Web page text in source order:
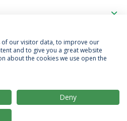
of our visitor data, to improve our
and to give you a great website
about the cookies we use open the
Deny